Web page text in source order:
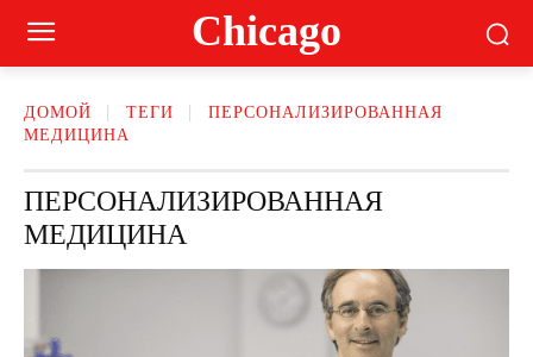
Сhicago
ДОМОЙ ТЕГИ
ПЕРСОНАЛИЗИРОВАННАЯ
МЕДИЦИНА
ПЕРСОНАЛИЗИРОВАННАЯ
МЕДИЦИНА